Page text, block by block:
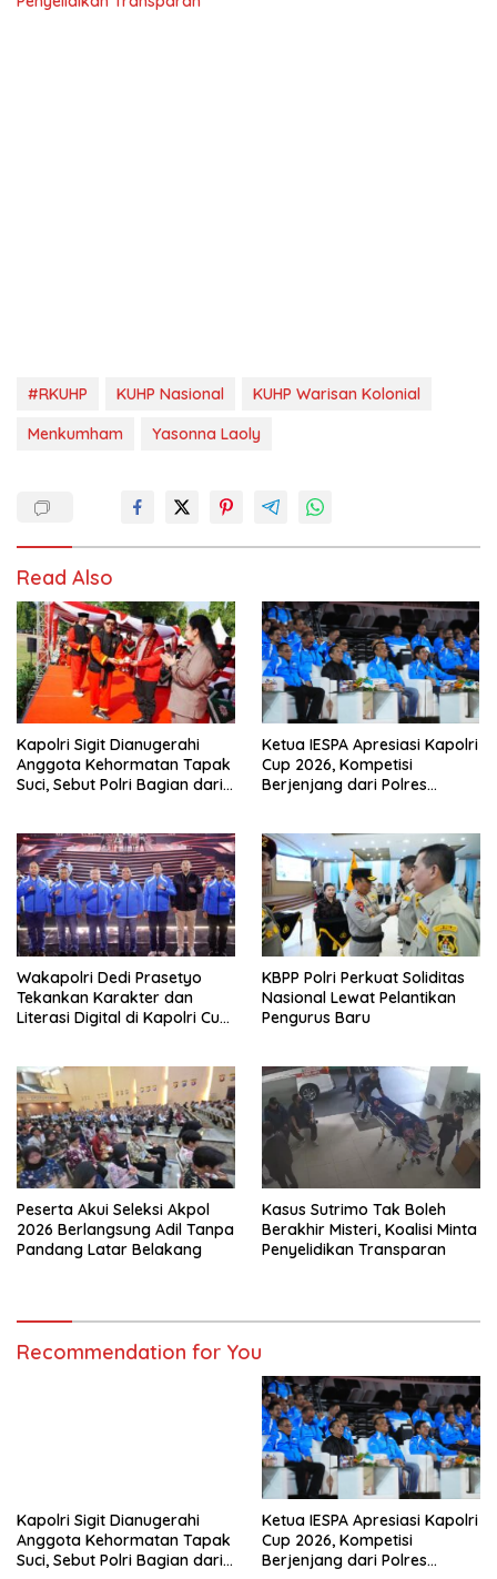
#RKUHP KUHP Nasional
KUHP Warisan Kolonial
Menkumham
Yasonna Laoly
Read Also
Kapolri Sigit Dianugerahi
Anggota Kehormatan Tapak
Suci, Sebut Polri Bagian dari
Ketua IESPA Apresiasi Kapolri
Cup 2026, Kompetisi
Berjenjang dari Polres
Wakapolri Dedi Prasetyo
Tekankan Karakter dan
Literasi Digital di Kapolri Cup
KBPP Polri Perkuat Soliditas
Nasional Lewat Pelantikan
Pengurus Baru
Peserta Akui Seleksi Akpol
2026 Berlangsung Adil Tanpa
Pandang Latar Belakang
Kasus Sutrimo Tak Boleh
Berakhir Misteri, Koalisi Minta
Penyelidikan Transparan
Recommendation for You
Kapolri Sigit Dianugerahi
Anggota Kehormatan Tapak
Suci, Sebut Polri Bagian dari
Ketua IESPA Apresiasi Kapolri
Cup 2026, Kompetisi
Berjenjang dari Polres